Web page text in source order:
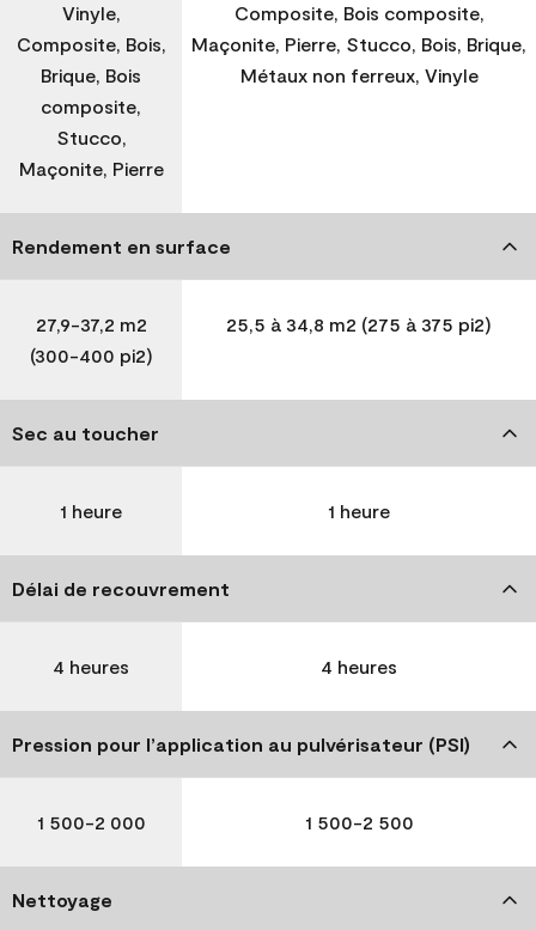
Vinyle,
Composite, Bois,
Brique, Bois
composite,
Stucco,
Maçonite, Pierre
Composite, Bois composite,
Maçonite, Pierre, Stucco, Bois, Brique,
Métaux non ferreux, Vinyle
Rendement en surface
27,9-37,2 m2
(300-400 pi2)
25,5 à 34,8 m2 (275 à 375 pi2)
Sec au toucher
1 heure 1 heure
Délai de recouvrement
4 heures 4 heures
Pression pour l’application au pulvérisateur (PSI)
1 500-2 000 1 500-2 500
Nettoyage